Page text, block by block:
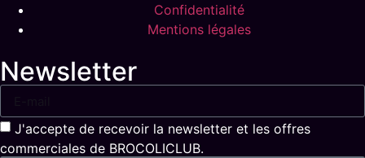
Confidentialité
Mentions légales
Newsletter
J'accepte de recevoir la newsletter et les offres
commerciales de BROCOLICLUB.